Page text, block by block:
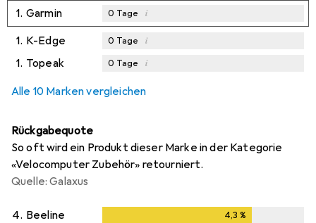
1. Garmin 0 Tage i
1. K-Edge 0 Tage i
1. Topeak 0 Tage i
Alle 10 Marken vergleichen
Rückgabequote
So oft wird ein Produkt dieser Marke in der Kategorie
«Velocomputer Zubehör» retourniert.
Quelle: Galaxus
4. Beeline 4,3 %